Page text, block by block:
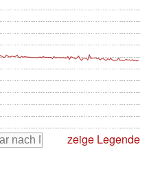
zeige Legende